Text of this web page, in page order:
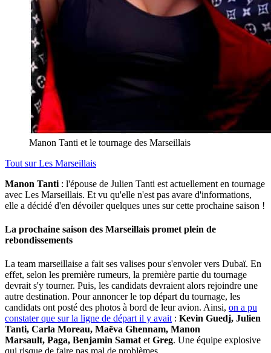
Manon Tanti et le tournage des Marseillais
Tout surLes Marseillais
Manon Tanti : l'épouse de Julien Tanti est actuellement en tournage
avec Les Marseillais. Et vu qu'elle n'est pas avare d'informations,
elle a décidé d'en dévoiler quelques unes sur cette prochaine saison !
La prochaine saison des Marseillais promet plein de
rebondissements
La team marseillaise a fait ses valises pour s'envoler vers Dubaï. En
effet, selon les première rumeurs, la première partie du tournage
devrait s'y tourner. Puis, les candidats devraient alors rejoindre une
autre destination. Pour annoncer le top départ du tournage, les
candidats ont posté des photos à bord de leur avion. Ainsi, on a pu
constater que sur la ligne de départ il y avait : Kevin Guedj, Julien
Tanti, Carla Moreau, Maëva Ghennam, Manon
Marsault, Paga, Benjamin Samat et Greg. Une équipe explosive